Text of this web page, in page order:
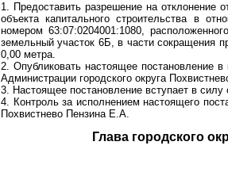
1. Предоставить разрешение на отклонение
объекта капитального строительства в
номером 63:07:0204001:1080,
земельный участок 6Б, в части сокращения
0,00 метра.
2. Опубликовать настоящее постановление
Администрации городского округа
3. Настоящее постановление вступает в силу
4. Контроль за исполнением настоящего
Похвистнево Пензина Е.А.
Глава